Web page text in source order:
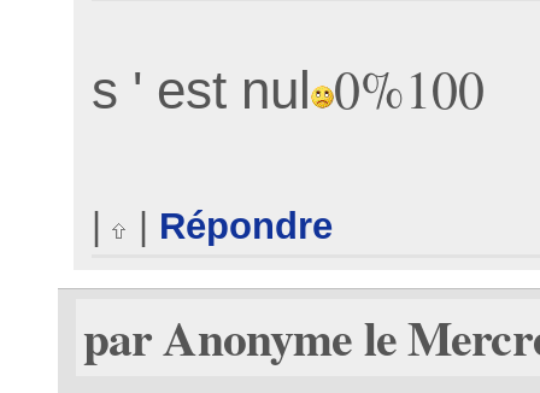
s ' est nul 0%100
Répondre
par Anonyme le